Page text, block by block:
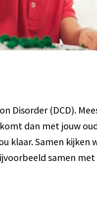
Disorder (DCD).
dan met jouw
klaar. Samen kijken
samen met